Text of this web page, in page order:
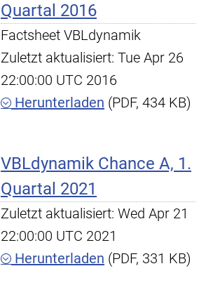
Quartal 2016
Factsheet VBLdynamik
Zuletzt aktualisiert: Tue Apr 26
22:00:00 UTC 2016
Herunterladen (PDF, 434 KB)
VBLdynamik Chance A, 1.
Quartal 2021
Zuletzt aktualisiert: Wed Apr 21
22:00:00 UTC 2021
Herunterladen (PDF, 331 KB)